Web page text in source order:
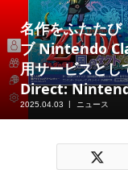
名作をふたたび
ブ Nintendo
用サービスと
Direct:
2025.04.03 ニュース